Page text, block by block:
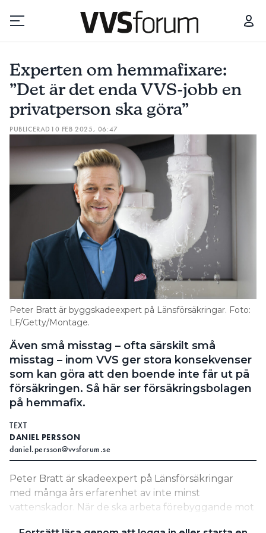
Prenumerera
Hantera prenumeration
Lediga jobb
Annonsera
Läs E-tidningen
Om tidningen
Kontakt
Information om GDPR
Search for:
SEARCH
Experten om hemmafixare:
”Det är det enda VVS-jobb en
privatperson ska göra”
PUBLICERAD 10 FEB 2025, 06:47
Peter Bratt är byggskadeexpert på Länsförsäkringar. Foto:
LF/Getty/Montage.
Även små misstag – ofta särskilt små
misstag – inom VVS ger stora konsekvenser
som kan göra att den boende inte får ut på
försäkringen. Så här ser försäkringsbolagen
på hemmafix.
TEXT
DANIEL PERSSON
daniel.persson@vvsforum.se
Peter Bratt är skadeexpert på Länsförsäkringar
med många års erfarenhet av inte minst
vattenskador. När de ska arbeta förebyggande mot